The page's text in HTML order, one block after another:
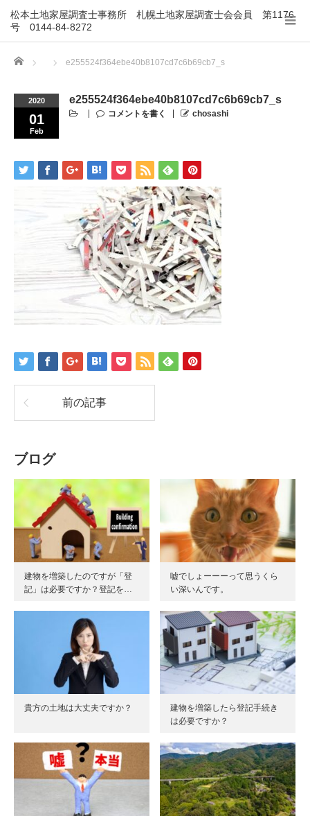
松本土地家屋調査士事務所 札幌土地家屋調査士会会員 第1176
号 0144-84-8272
Home e255524f364ebe40b8107cd7c6b69cb7_s
2020
01
Feb
e255524f364ebe40b8107cd7c6b69cb7_s
コメントを書く chosashi
前の記事
ブログ
建物を増築したのですが「登
記」は必要ですか？登記を…
嘘でしょーーーって思うくら
い深いんです。
貴方の土地は大丈夫ですか？
建物を増築したら登記手続き
は必要ですか？